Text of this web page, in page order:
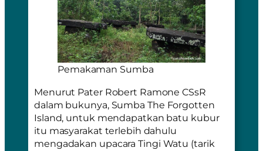
Pemakaman Sumba
Menurut Pater Robert Ramone CSsR
dalam bukunya, Sumba The Forgotten
Island, untuk mendapatkan batu kubur
itu masyarakat terlebih dahulu
mengadakan upacara Tingi Watu (tarik